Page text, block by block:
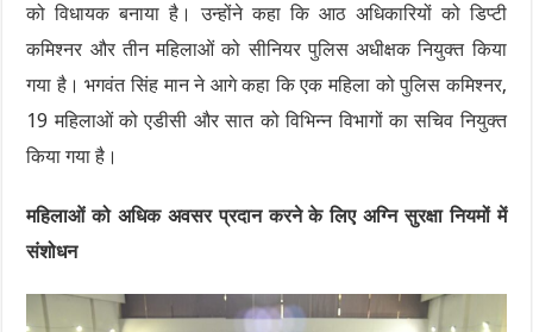
को विधायक बनाया है। उन्होंने कहा कि आठ अधिकारियों को डिप्टी
कमिश्नर और तीन महिलाओं को सीनियर पुलिस अधीक्षक नियुक्त किया
गया है। भगवंत सिंह मान ने आगे कहा कि एक महिला को पुलिस कमिश्नर,
19 महिलाओं को एडीसी और सात को विभिन्न विभागों का सचिव नियुक्त
किया गया है।
महिलाओं को अधिक अवसर प्रदान करने के लिए अग्नि सुरक्षा नियमों में
संशोधन